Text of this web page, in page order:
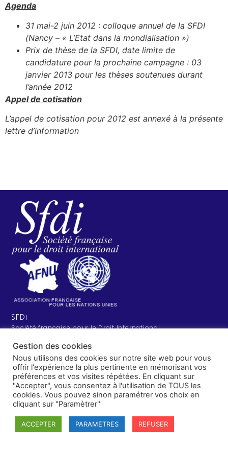
Agenda
31 mai-2 juin 2012 : colloque annuel de la SFDI
(Nancy – « L’Etat dans la mondialisation »)
Prix de thèse de la SFDI, date limite de
candidature pour la prochaine campagne : 03
janvier 2013 pour les thèses soutenues durant
l’année 2012
Appel de cotisation
L’appel de cotisation pour 2012 est annexé à la présente
lettre d’information
SFDI
Société francaise pour le Droit International
67084 Strasbourg Cedex
Secrétaire général : guillaume.lefloch@univ-rennes.fr
MENU
Mentions légales
Adhésion - cotisation
Structure de l'association
Statuts de la SFDI
Gestion des cookies
Nous utilisons des cookies sur notre site web pour vous
offrir l'expérience la plus pertinente en mémorisant vos
préférences et vos visites répétées. En cliquant sur
"Accepter", vous consentez à l'utilisation de TOUS les
cookies. Vous pouvez sinon paramétrer vos choix en
cliquant sur "Paramètrer"
ACCEPTER PARAMETRES REFUSER